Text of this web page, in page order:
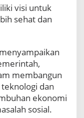
a
B
o
r
visi untuk
sehat dan
membangun
dan
ekonomi
sosial.